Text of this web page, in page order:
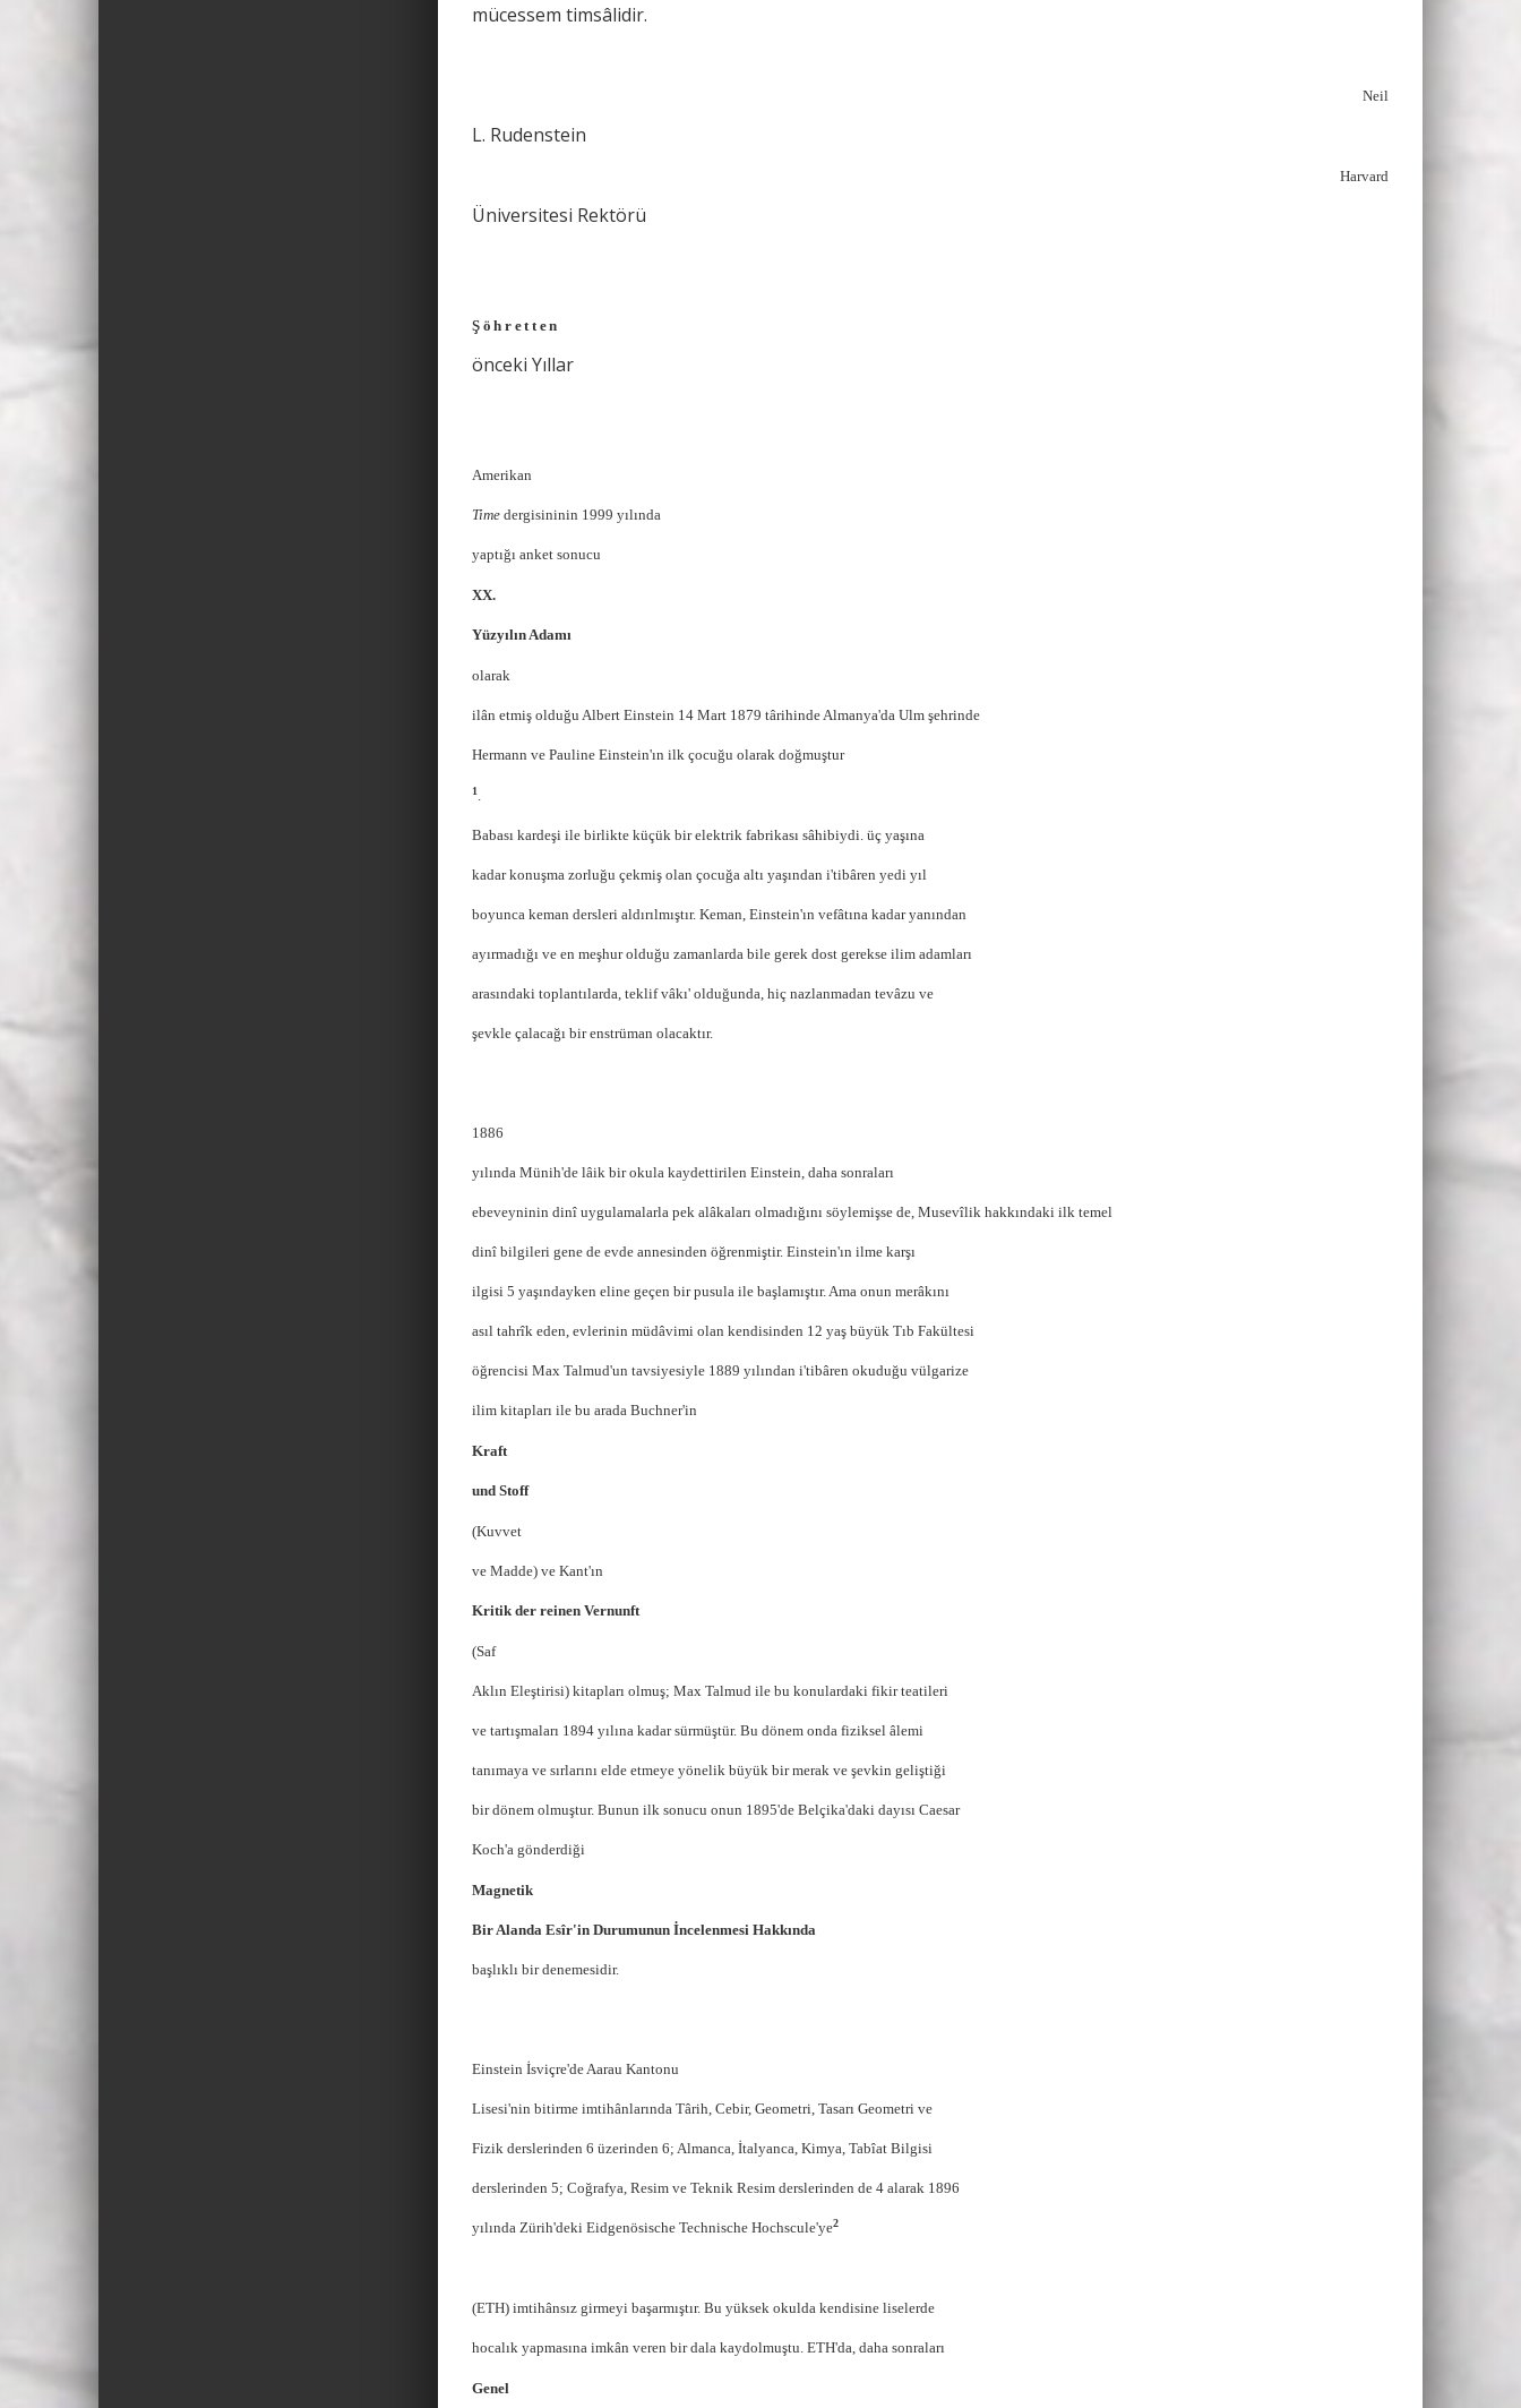
mücessem timsâlidir.
Neil
L. Rudenstein
Harvard
Üniversitesi Rektörü
Şöhretten
önceki Yıllar
Amerikan
Time dergisininin 1999 yılında
yaptığı anket sonucu
XX.
Yüzyılın Adamı
olarak
ilân etmiş olduğu Albert Einstein 14 Mart 1879 târihinde Almanya'da Ulm şehrinde
Hermann ve Pauline Einstein'ın ilk çocuğu olarak doğmuştur
1
Babası kardeşi ile birlikte küçük bir elektrik fabrikası sâhibiydi. üç yaşına
kadar konuşma zorluğu çekmiş olan çocuğa altı yaşından i'tibâren yedi yıl
boyunca keman dersleri aldırılmıştır. Keman, Einstein'ın vefâtına kadar yanından
ayırmadığı ve en meşhur olduğu zamanlarda bile gerek dost gerekse ilim adamları
arasındaki toplantılarda, teklif vâkı' olduğunda, hiç nazlanmadan tevâzu ve
şevkle çalacağı bir enstrüman olacaktır.
1886
yılında Münih'de lâik bir okula kaydettirilen Einstein, daha sonraları
ebeveyninin dinî uygulamalarla pek alâkaları olmadığını söylemişse de, Musevîlik hakkındaki ilk temel
dinî bilgileri gene de evde annesinden öğrenmiştir. Einstein'ın ilme karşı
ilgisi 5 yaşındayken eline geçen bir pusula ile başlamıştır. Ama onun merâkını
asıl tahrîk eden, evlerinin müdâvimi olan kendisinden 12 yaş büyük Tıb Fakültesi
öğrencisi Max Talmud'un tavsiyesiyle 1889 yılından i'tibâren okuduğu vülgarize
ilim kitapları ile bu arada Buchner'in
Kraft
und Stoff
(Kuvvet
ve Madde) ve Kant'ın
Kritik der reinen Vernunft
(Saf
Aklın Eleştirisi) kitapları olmuş; Max Talmud ile bu konulardaki fikir teatileri
ve tartışmaları 1894 yılına kadar sürmüştür. Bu dönem onda fiziksel âlemi
tanımaya ve sırlarını elde etmeye yönelik büyük bir merak ve şevkin geliştiği
bir dönem olmuştur. Bunun ilk sonucu onun 1895'de Belçika'daki dayısı Caesar
Koch'a gönderdiği
Magnetik
Bir Alanda Esîr'in Durumunun İncelenmesi Hakkında
başlıklı bir denemesidir.
Einstein İsviçre'de Aarau Kantonu
Lisesi'nin bitirme imtihânlarında Târih, Cebir, Geometri, Tasarı Geometri ve
Fizik derslerinden 6 üzerinden 6; Almanca, İtalyanca, Kimya, Tabîat Bilgisi
derslerinden 5; Coğrafya, Resim ve Teknik Resim derslerinden de 4 alarak 1896
yılında Zürih'deki Eidgenösische Technische Hochscule'ye2
(ETH) imtihânsız girmeyi başarmıştır. Bu yüksek okulda kendisine liselerde
hocalık yapmasına imkân veren bir dala kaydolmuştu. ETH'da, daha sonraları
Genel